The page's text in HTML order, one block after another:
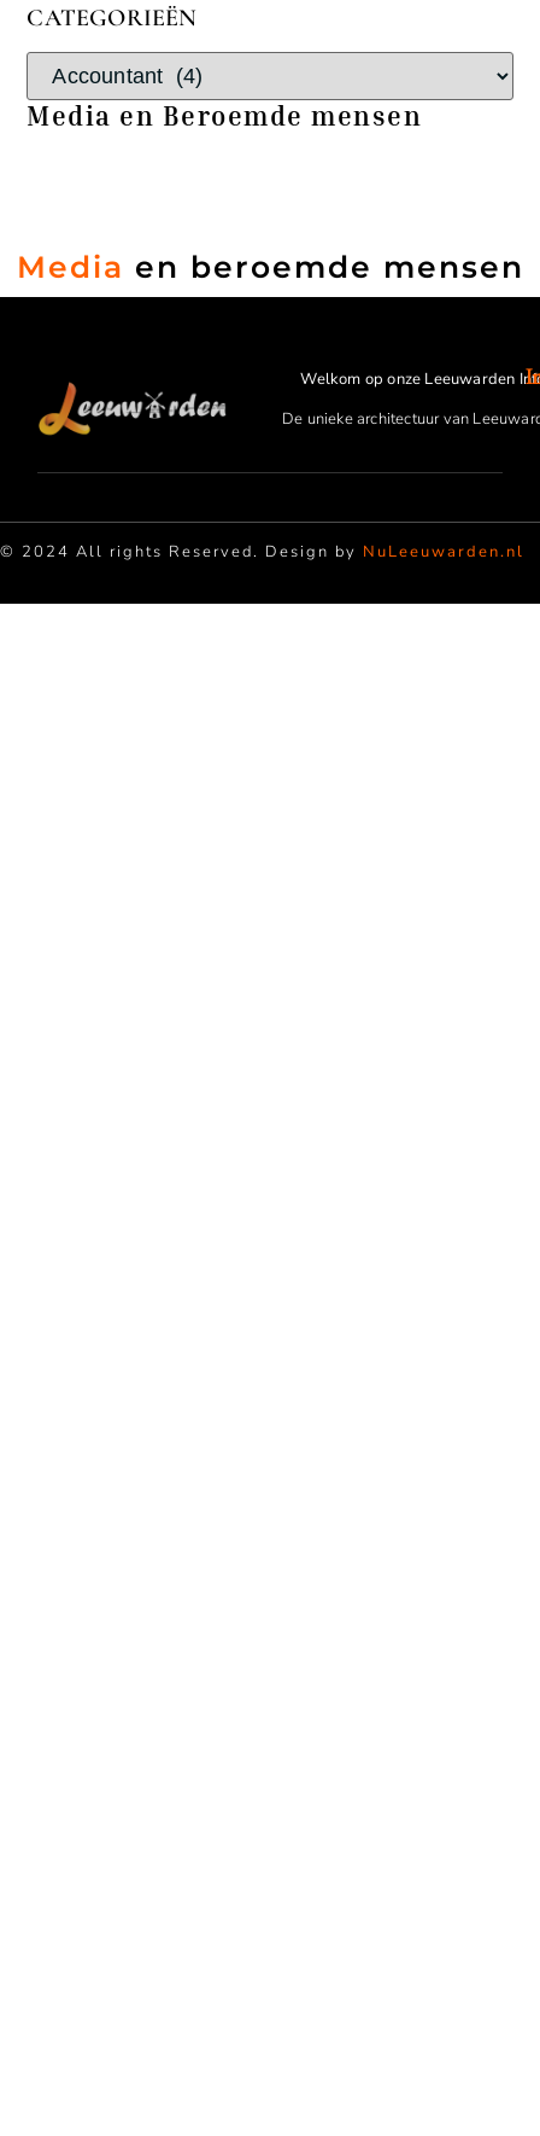
CATEGORIEËN
Media en Beroemde mensen
Media en beroemde mensen
Welkom op onze Leeuwarden
De unieke architectuur van
© 2024 All rights Reserved. Design by NuLeeuwarden.nl